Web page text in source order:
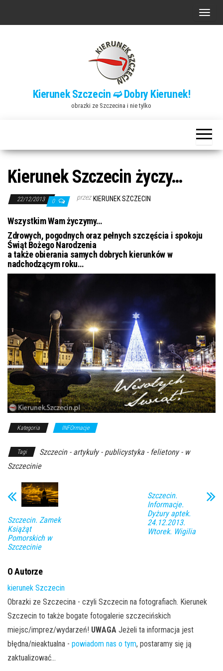
P
n
a
w
Kierunek Szczecin ➫ Dobry Kierunek!
obrazki ze Szczecina i nie tylko
Kierunek Szczecin życzy…
22/12/2013 0 przez KIERUNEK SZCZECIN
Wszystkim Wam życzymy…
Zdrowych, pogodnych oraz pełnych szczęścia i spokoju
Świąt Bożego Narodzenia
a także obierania samych dobrych kierunków w
nadchodzącym roku…
Kategoria INFOrmacje
Tagi
Szczecin - artykuły - publicystyka - felietony - w
Szczecinie
Szczecin. Zamek
Książąt
Pomorskich w
Szczecinie
Szczecin.
Informacje.
Dyżury aptek.
24.12.2013.
Wtorek. Wigilia
O Autorze
kierunek Szczecin
Obrazki ze Szczecina - czyli Szczecin na fotografiach. Kierunek
Szczecin to także bogate fotogalerie szczecińskich
miejsc/imprez/wydarzeń! UWAGA Jeżeli ta informacja jest
błędna/nieaktualna - powiadom nas o tym, postaramy się ją
zaktualizować...